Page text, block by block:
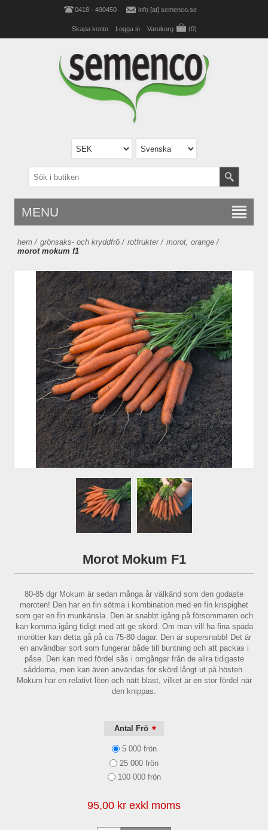
0418 - 490450 info [at] semenco.se
Skapa konto Logga in Varukorg (0)
MENU
hem / grönsaks- och kryddfrö / rotfrukter / morot, orange /
morot mokum f1
Morot Mokum F1
80-85 dgr Mokum är sedan många år välkänd som den godaste
moroten! Den har en fin sötma i kombination med en fin krispighet
som ger en fin munkänsla. Den är snabbt igång på försommaren och
kan komma igång tidigt med att ge skörd. Om man vill ha fina späda
morötter kan detta gå på ca 75-80 dagar. Den är supersnabb! Det är
en användbar sort som fungerar både till buntning och att packas i
påse. Den kan med fördel sås i omgångar från de allra tidigaste
sådderna, men kan även användas för skörd långt ut på hösten.
Mokum har en relativt liten och nätt blast, vilket är en stor fördel när
den knippas.
Antal Frö *
5 000 frön
25 000 frön
100 000 frön
95,00 kr exkl moms